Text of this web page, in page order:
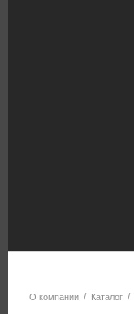
О компании / Каталог /